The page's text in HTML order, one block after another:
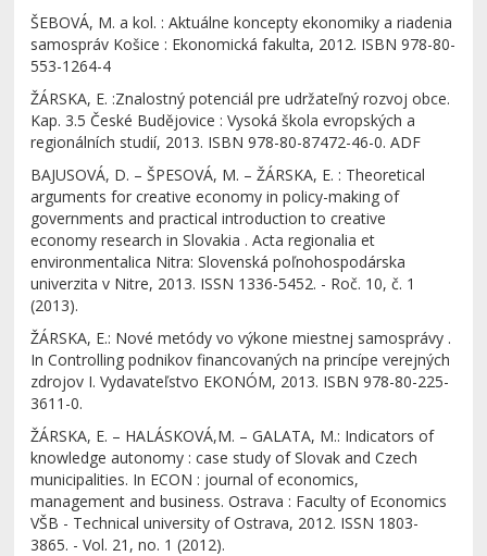
ŠEBOVÁ, M. a kol. : Aktuálne koncepty ekonomiky a riadenia
samospráv Košice : Ekonomická fakulta, 2012. ISBN 978-80-
553-1264-4
ŽÁRSKA, E. :Znalostný potenciál pre udržateľný rozvoj obce.
Kap. 3.5 České Budějovice : Vysoká škola evropských a
regionálních studií, 2013. ISBN 978-80-87472-46-0. ADF
BAJUSOVÁ, D. – ŠPESOVÁ, M. – ŽÁRSKA, E. : Theoretical
arguments for creative economy in policy-making of
governments and practical introduction to creative
economy research in Slovakia . Acta regionalia et
environmentalica Nitra: Slovenská poľnohospodárska
univerzita v Nitre, 2013. ISSN 1336-5452. - Roč. 10, č. 1
(2013).
ŽÁRSKA, E.: Nové metódy vo výkone miestnej samosprávy .
In Controlling podnikov financovaných na princípe verejných
zdrojov I. Vydavateľstvo EKONÓM, 2013. ISBN 978-80-225-
3611-0.
ŽÁRSKA, E. – HALÁSKOVÁ,M. – GALATA, M.: Indicators of
knowledge autonomy : case study of Slovak and Czech
municipalities. In ECON : journal of economics,
management and business. Ostrava : Faculty of Economics
VŠB - Technical university of Ostrava, 2012. ISSN 1803-
3865. - Vol. 21, no. 1 (2012).